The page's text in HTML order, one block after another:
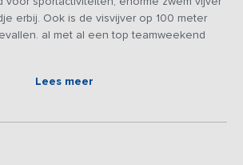
erbij. Ook is de visvijver op 100 meter
al met al een top teamweekend
Lees meer